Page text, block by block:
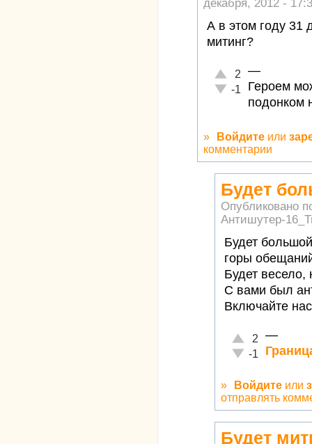
декабря, 2012 -
А в этом году 31
митинг?
Отлично!
2
Неадекватно!
-1
—
Героем
подонком
» Войдите или
комментарии
Будет
Опубликовано
Антишутер-
Будет
горы
Будет весело,
С вами был
Включайте
Отлично!
2
Неадекватно!
-1
—
» Войдите или
отправлять
Будет